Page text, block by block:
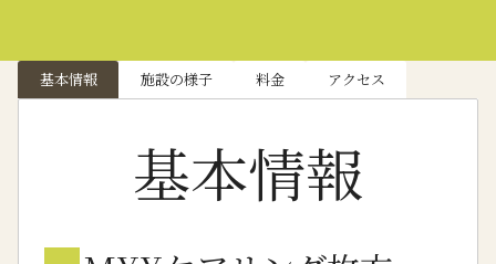
基本情報 施設の様子 料金 アクセス
基本情報